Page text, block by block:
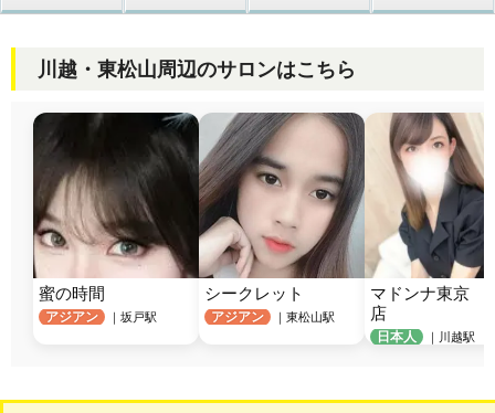
川越・東松山周辺のサロンはこちら
蜜の時間
アジアン ｜坂戸駅
シークレット
アジアン ｜東松山駅
マドンナ東京　
店
日本人 ｜川越駅